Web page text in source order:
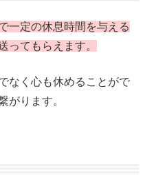
一定の休息時間を与える
ってもらえます。
なく心も休めることがで
がります。